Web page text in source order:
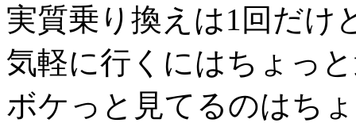
実質乗り換えは1回だけ
気軽に行くにはちょっ
ボケっと見てるのはち